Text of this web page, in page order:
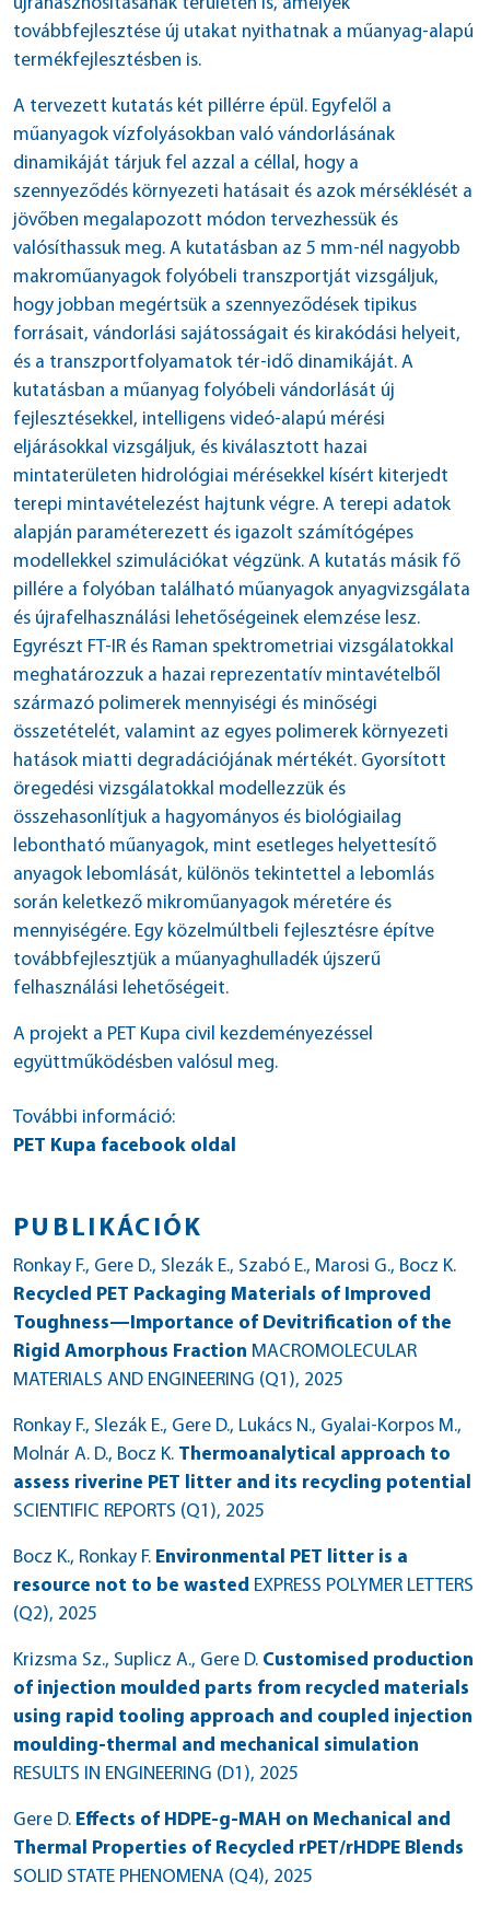
újrahasznosításának területén is, amelyek
továbbfejlesztése új utakat nyithatnak a műanyag-alapú
termékfejlesztésben is.
A tervezett kutatás két pillérre épül. Egyfelől a
műanyagok vízfolyásokban való vándorlásának
dinamikáját tárjuk fel azzal a céllal, hogy a
szennyeződés környezeti hatásait és azok mérséklését a
jövőben megalapozott módon tervezhessük és
valósíthassuk meg. A kutatásban az 5 mm-nél nagyobb
makroműanyagok folyóbeli transzportját vizsgáljuk,
hogy jobban megértsük a szennyeződések tipikus
forrásait, vándorlási sajátosságait és kirakódási helyeit,
és a transzportfolyamatok tér-idő dinamikáját. A
kutatásban a műanyag folyóbeli vándorlását új
fejlesztésekkel, intelligens videó-alapú mérési
eljárásokkal vizsgáljuk, és kiválasztott hazai
mintaterületen hidrológiai mérésekkel kísért kiterjedt
terepi mintavételezést hajtunk végre. A terepi adatok
alapján paraméterezett és igazolt számítógépes
modellekkel szimulációkat végzünk. A kutatás másik fő
pillére a folyóban található műanyagok anyagvizsgálata
és újrafelhasználási lehetőségeinek elemzése lesz.
Egyrészt FT-IR és Raman spektrometriai vizsgálatokkal
meghatározzuk a hazai reprezentatív mintavételből
származó polimerek mennyiségi és minőségi
összetételét, valamint az egyes polimerek környezeti
hatások miatti degradációjának mértékét. Gyorsított
öregedési vizsgálatokkal modellezzük és
összehasonlítjuk a hagyományos és biológiailag
lebontható műanyagok, mint esetleges helyettesítő
anyagok lebomlását, különös tekintettel a lebomlás
során keletkező mikroműanyagok méretére és
mennyiségére. Egy közelmúltbeli fejlesztésre építve
továbbfejlesztjük a műanyaghulladék újszerű
felhasználási lehetőségeit.
A projekt a PET Kupa civil kezdeményezéssel
együttműködésben valósul meg.
További információ:
PET Kupa facebook oldal
PUBLIKÁCIÓK
Ronkay F., Gere D., Slezák E., Szabó E., Marosi G., Bocz K.
Recycled PET Packaging Materials of Improved
Toughness—Importance of Devitrification of the
Rigid Amorphous Fraction MACROMOLECULAR
MATERIALS AND ENGINEERING (Q1), 2025
Ronkay F., Slezák E., Gere D., Lukács N., Gyalai-Korpos M.,
Molnár A. D., Bocz K. Thermoanalytical approach to
assess riverine PET litter and its recycling potential
SCIENTIFIC REPORTS (Q1), 2025
Bocz K., Ronkay F. Environmental PET litter is a
resource not to be wasted EXPRESS POLYMER LETTERS
(Q2), 2025
Krizsma Sz., Suplicz A., Gere D. Customised production
of injection moulded parts from recycled materials
using rapid tooling approach and coupled injection
moulding-thermal and mechanical simulation
RESULTS IN ENGINEERING (D1), 2025
Gere D. Effects of HDPE-g-MAH on Mechanical and
Thermal Properties of Recycled rPET/rHDPE Blends
SOLID STATE PHENOMENA (Q4), 2025